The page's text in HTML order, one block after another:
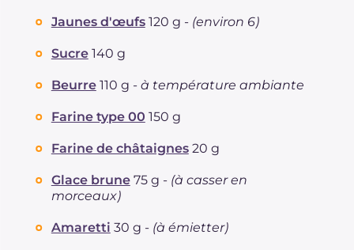
Jaunes d'œufs 120 g - (environ 6)
Sucre 140 g
Beurre 110 g - à température ambiante
Farine type 00 150 g
Farine de châtaignes 20 g
Glace brune 75 g - (à casser en
morceaux)
Amaretti 30 g - (à émietter)